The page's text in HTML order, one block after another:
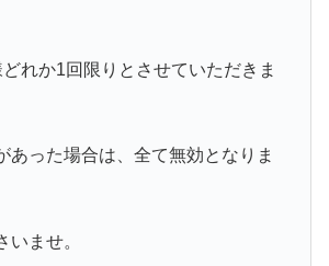
れか1回限りとさせていただきま
あった場合は、全て無効となりま
いませ。